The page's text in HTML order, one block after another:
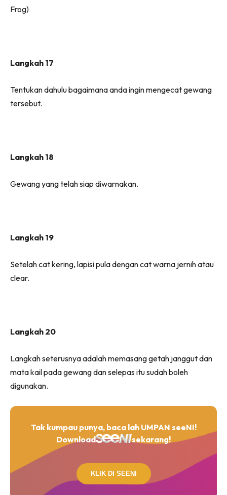
Langkah 17
Tentukan dahulu bagaimana anda ingin mengecat gewang
tersebut.
Langkah 18
Gewang yang telah siap diwarnakan.
Langkah 19
Setelah cat kering, lapisi pula dengan cat warna jernih atau
clear.
Langkah 20
Langkah seterusnya adalah memasang getah janggut dan
mata kail pada gewang dan selepas itu sudah boleh
digunakan.
Tak kumpau punya, baca lah UMPAN seeNI!
Download
sekarang!
KLIK DI SEENI